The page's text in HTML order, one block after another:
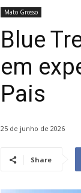
Mato Grosso
Blue
em
Pais
25 de junho de 2026
Share